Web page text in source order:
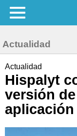
Actualidad
Actualidad
Hispalyt
versión
aplicación